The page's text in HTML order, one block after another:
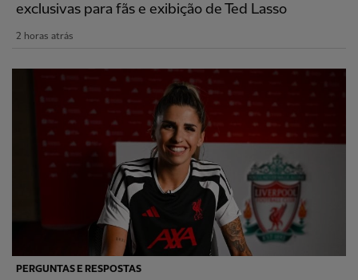
exclusivas para fãs e exibição de Ted Lasso
2 horas atrás
PERGUNTAS E RESPOSTAS